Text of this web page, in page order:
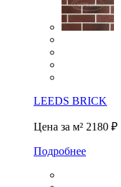
LEEDS BRICK
Цена за м² 2180 ₽
Подробнее